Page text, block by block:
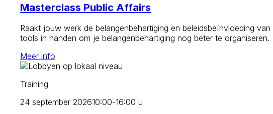
Masterclass Public Affairs
Raakt jouw werk de belangenbehartiging en beleidsbeïnvloeding
tools in handen om je belangenbehartiging nog beter te organiseren.
Meer info
Training
24 september 202610:00-16:00 u